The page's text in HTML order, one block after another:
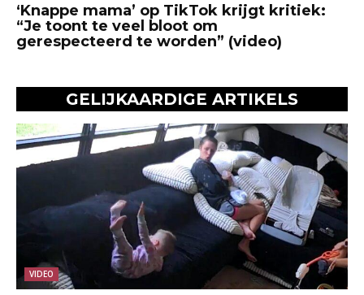
‘Knappe mama’ op TikTok krijgt kritiek:
“Je toont te veel bloot om
gerespecteerd te worden” (video)
GELIJKAARDIGE ARTIKELS
VIDEO